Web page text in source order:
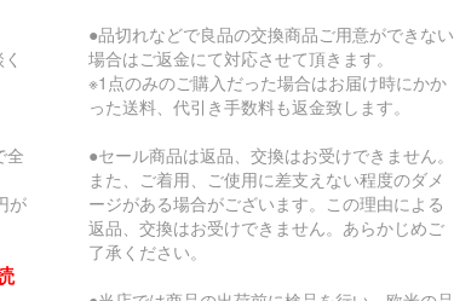
全
が
●品切れなどで良品の交換商品ご用意ができない
場合はご返金にて対応させて頂きます。
※1点のみのご購入だった場合はお届け時にかか
った送料、代引き手数料も返金致します。
●セール商品は返品、交換はお受けできません。
また、ご着用、ご使用に差支えない程度のダメ
ージがある場合がございます。この理由による
返品、交換はお受けできません。あらかじめご
了承ください。